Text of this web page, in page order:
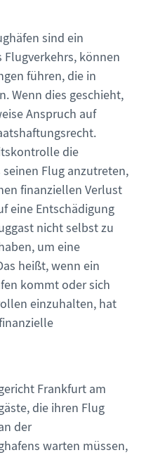
sind ein
können
führen, die in
Wenn dies geschieht,
Anspruch auf
die
Flug anzutreten,
finanziellen Verlust
eine Entschädigung
nicht selbst zu
um eine
heißt, wenn ein
kommt oder sich
einzuhalten, hat
Frankfurt am
die ihren Flug
der
warten müssen,